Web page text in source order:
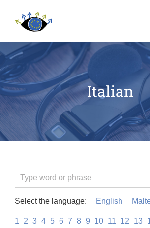
Italian
Select the language: English
1 2 3 4 5 6 7 8 9 10 11 12 13